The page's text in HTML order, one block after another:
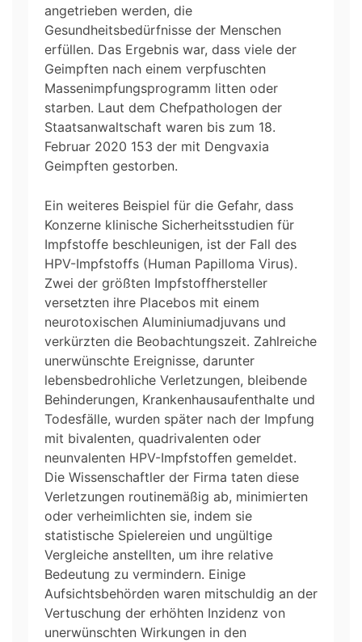
angetrieben werden, die
Gesundheitsbedürfnisse der Menschen
erfüllen. Das Ergebnis war, dass viele der
Geimpften nach einem verpfuschten
Massenimpfungsprogramm litten oder
starben. Laut dem Chefpathologen der
Staatsanwaltschaft waren bis zum 18.
Februar 2020 153 der mit Dengvaxia
Geimpften gestorben.
Ein weiteres Beispiel für die Gefahr, dass
Konzerne klinische Sicherheitsstudien für
Impfstoffe beschleunigen, ist der Fall des
HPV-Impfstoffs (Human Papilloma Virus).
Zwei der größten Impfstoffhersteller
versetzten ihre Placebos mit einem
neurotoxischen Aluminiumadjuvans und
verkürzten die Beobachtungszeit. Zahlreiche
unerwünschte Ereignisse, darunter
lebensbedrohliche Verletzungen, bleibende
Behinderungen, Krankenhausaufenthalte und
Todesfälle, wurden später nach der Impfung
mit bivalenten, quadrivalenten oder
neunvalenten HPV-Impfstoffen gemeldet.
Die Wissenschaftler der Firma taten diese
Verletzungen routinemäßig ab, minimierten
oder verheimlichten sie, indem sie
statistische Spielereien und ungültige
Vergleiche anstellten, um ihre relative
Bedeutung zu vermindern. Einige
Aufsichtsbehörden waren mitschuldig an der
Vertuschung der erhöhten Inzidenz von
unerwünschten Wirkungen in den